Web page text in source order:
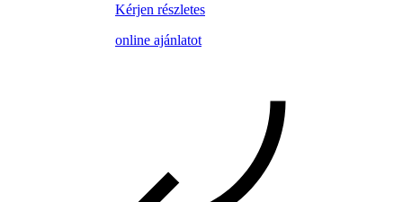
Kérjen részletes
online ajánlatot